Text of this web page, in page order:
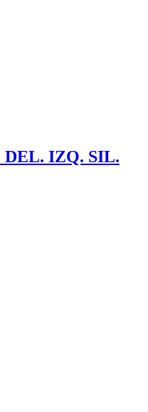
DEL. IZQ. SIL.